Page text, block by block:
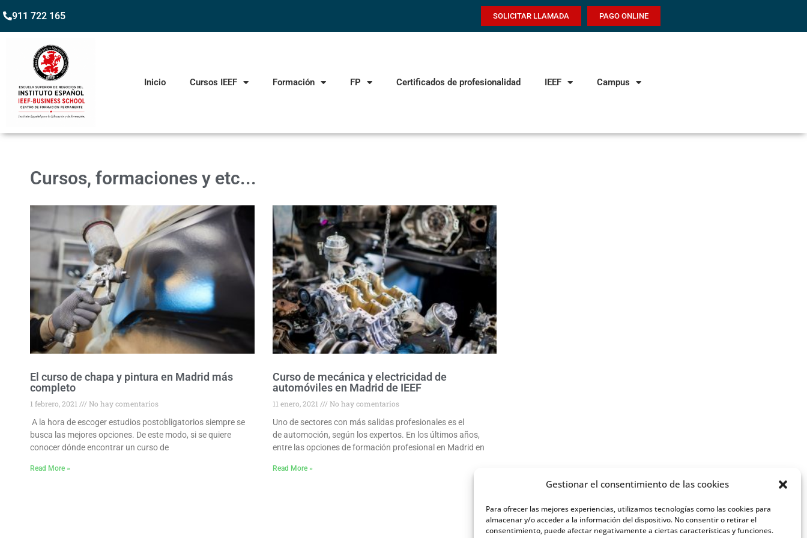
Gestionar el consentimiento de las cookies
Para ofrecer las mejores experiencias, utilizamos tecnologías como las cookies para
almacenar y/o acceder a la información del dispositivo. No consentir o retirar el
consentimiento, puede afectar negativamente a ciertas características y funciones.
911 722 165 SOLICITAR LLAMADA PAGO ONLINE
Inicio Cursos IEEF Formación FP Certificados de profesionalidad IEEF Campus
Cursos, formaciones y etc...
El curso de chapa y pintura en Madrid más
completo
1 febrero, 2021
No hay comentarios
A la hora de escoger estudios postobligatorios siempre se
busca las mejores opciones. De este modo, si se quiere
conocer dónde encontrar un curso de
Read More »
Curso de mecánica y electricidad de
automóviles en Madrid de IEEF
11 enero, 2021
No hay comentarios
Uno de sectores con más salidas profesionales es el
de automoción, según los expertos. En los últimos años,
entre las opciones de formación profesional en Madrid en
Read More »